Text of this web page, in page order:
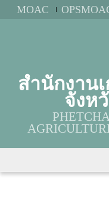
MOAC
สำนักงาน
จังห